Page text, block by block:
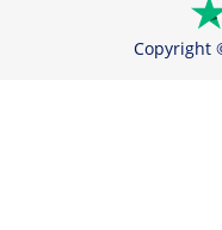
Copyright